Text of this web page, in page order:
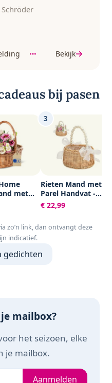
Bekijk
bij pasen
met
|
|
3
Rieten Mand met
Parel Handvat -
Paasmandje -
Waterdichte
Strooimandje
Rieten - Gevlochten
Decoratie -
Handgeweven -
€ 22,99
zo’n link, dan ontvangt deze
indicatief.
gedichten
mailbox?
het seizoen, elke
je mailbox.
e-mailadresAanmelden